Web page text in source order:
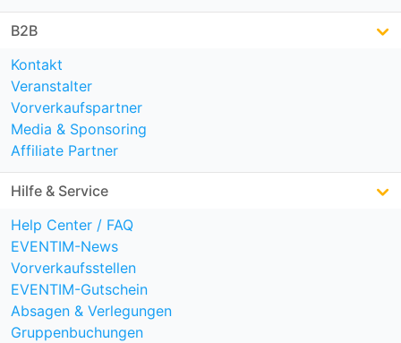
B2B
Kontakt
Veranstalter
Vorverkaufspartner
Media & Sponsoring
Affiliate Partner
Hilfe & Service
Help Center / FAQ
EVENTIM-News
Vorverkaufsstellen
EVENTIM-Gutschein
Absagen & Verlegungen
Gruppenbuchungen